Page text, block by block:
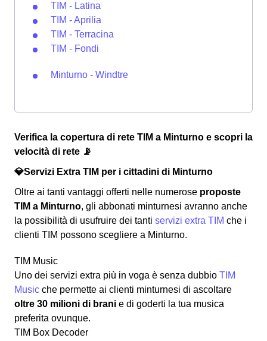
TIM - Latina
TIM - Aprilia
TIM - Terracina
TIM - Fondi
Minturno - Windtre
Verifica la copertura di rete TIM a Minturno e scopri la
velocità di rete 📡
💎Servizi Extra TIM per i cittadini di Minturno
Oltre ai tanti vantaggi offerti nelle numerose proposte
TIM a Minturno, gli abbonati minturnesi avranno anche
la possibilità di usufruire dei tanti servizi extra TIM che i
clienti TIM possono scegliere a Minturno.
TIM Music
Uno dei servizi extra più in voga è senza dubbio TIM
Music che permette ai clienti minturnesi di ascoltare
oltre 30 milioni di brani e di goderti la tua musica
preferita ovunque.
TIM Box Decoder